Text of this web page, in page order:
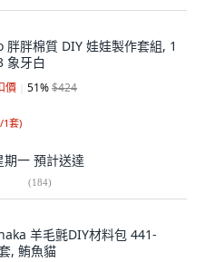
胖胖棉質 DIY 娃娃製作套組, 1
象牙白
價 51%$424
1套)
期一 預計送達
(184)
羊毛氈DIY材料包 441-
, 鮪魚貓